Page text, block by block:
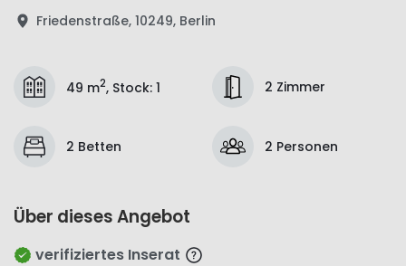
Friedenstraße, 10249, Berlin
49 m2, Stock: 1 2 Zimmer
2 Betten 2 Personen
Über dieses Angebot
verifiziertes Inserat